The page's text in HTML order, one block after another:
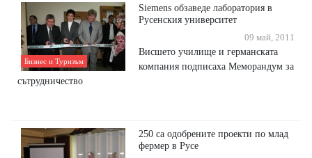
Бизнес и Туризъм
Siemens обзаведе лаборатория в
Русенския университет
09 май, 2011
Висшето училище и германската
компания подписаха Меморандум за
сътрудничество
250 са одобрените проекти по млад
фермер в Русе